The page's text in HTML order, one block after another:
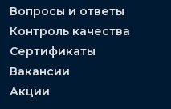
Вопросы и ответы
Контроль качества
Сертификаты
Вакансии
Акции